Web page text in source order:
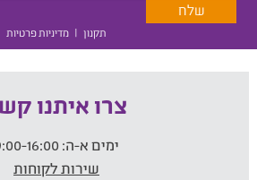
תקנון | מדיניות פרטיות
צרו איתנו
ימים א-ה:
שירות לקוחות